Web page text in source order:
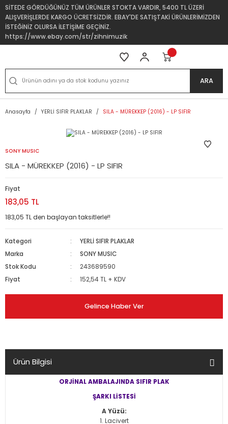
SİTEDE GÖRDÜĞÜNÜZ TÜM ÜRÜNLER STOKTA VARDIR, 5400 TL ÜZERİ
ALIŞVERİŞLERDE KARGO ÜCRETSİZDİR. EBAY'DE SATIŞTAKİ ÜRÜNLERİMİZDEN
İSTEĞİNİZ OLURSA İLETİŞİME GEÇİNİZ.
https://www.ebay.com/str/zihnimuzik
ARA
Anasayfa YERLİ SIFIR PLAKLAR SILA - MÜREKKEP (2016) - LP SIFIR
SONY MUSIC
SILA - MÜREKKEP (2016) - LP SIFIR
Fiyat
183,05 TL
183,05 TL den başlayan taksitlerle!!
Kategori
YERLİ SIFIR PLAKLAR
Marka
SONY MUSIC
Stok Kodu
243689590
Fiyat
152,54 TL + KDV
Gelince Haber Ver
Ürün Bilgisi
ORJİNAL AMBALAJINDA SIFIR PLAK
ŞARKI LİSTESİ
A Yüzü:
Lacivert